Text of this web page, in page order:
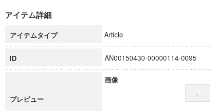
科学研究費補助金研究成果報告書
慶應義塾大学グローバルCOEプログラム市民社会ガバナンス
慶應義塾大学グローバルCOEプログラム論理と感性の先端的
博士課程教育リーディングプログラム「超成熟社会発展のサ
学術雑誌掲載論文等(8)
アイテム詳細
アイテムタイプ Article
ID AN00150430-00000114-0095
プレビュー
画像